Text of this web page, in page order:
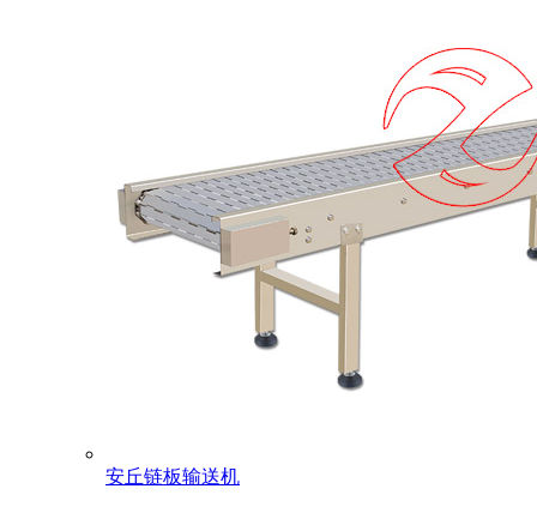
安丘链板输送机